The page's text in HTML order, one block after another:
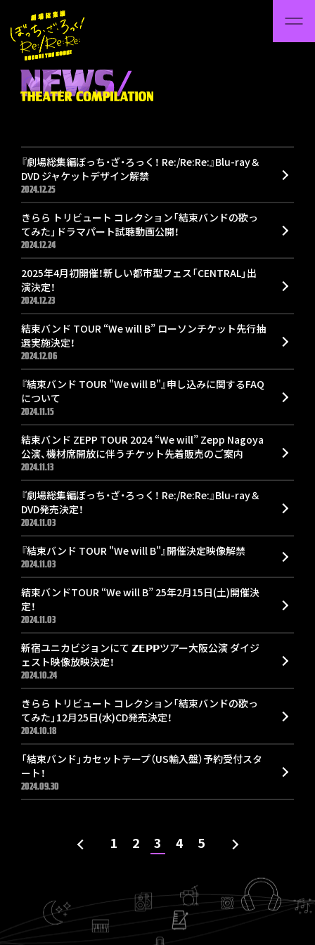
『劇場総集編ぼっち・ざ・ろっく！ Re:/Re:Re:』Blu-ray＆
DVD ジャケットデザイン解禁
2024.12.25
きらら トリビュート コレクション「結束バンドの歌っ
てみた」ドラマパート試聴動画公開！
2024.12.24
2025年4月初開催！新しい都市型フェス「CENTRAL」出
演決定！
2024.12.23
結束バンド TOUR “We will B” ローソンチケット先行抽
選実施決定！
2024.12.06
『結束バンド TOUR "We will B"』申し込みに関するFAQ
について
2024.11.15
結束バンド ZEPP TOUR 2024 “We will” Zepp Nagoya
公演、機材席開放に伴うチケット先着販売のご案内
2024.11.13
『劇場総集編ぼっち・ざ・ろっく！ Re:/Re:Re:』Blu-ray＆
DVD発売決定！
2024.11.03
『結束バンド TOUR "We will B"』開催決定映像解禁
2024.11.03
結束バンドTOUR “We will B” 25年2月15日(土)開催決
定！
2024.11.03
新宿ユニカビジョンにて 𝗭𝗘𝗣𝗣ツアー大阪公演 ダイジ
ェスト映像放映決定！
2024.10.24
きらら トリビュート コレクション「結束バンドの歌っ
てみた」12月25日(水)CD発売決定！
2024.10.18
「結束バンド」カセットテープ（US輸入盤）予約受付スタ
ート！
2024.09.30
1 2 3 4 5